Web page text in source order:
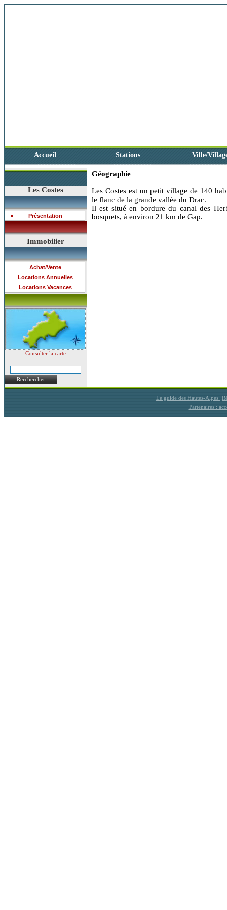
Accueil Stations Ville/
Les Costes
Présentation
Immobilier
Achat/Vente
Locations Annuelles
Locations Vacances
Consulter la carte
Rerchercher
Géographie
Les Costes est un petit village de 140
le flanc de la grande vallée du Drac.
Il est situé en bordure du canal des
bosquets, à environ 21 km de Gap.
Le guide des Hautes-Alpes
Partenaires :